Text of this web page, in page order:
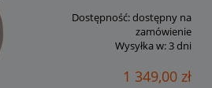
Dostępność:dostępny na
zamówienie
Wysyłka w:3 dni
1 349,00 zł